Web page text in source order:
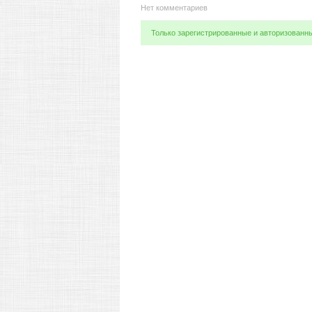
Нет комментариев
Только зарегистрированные и